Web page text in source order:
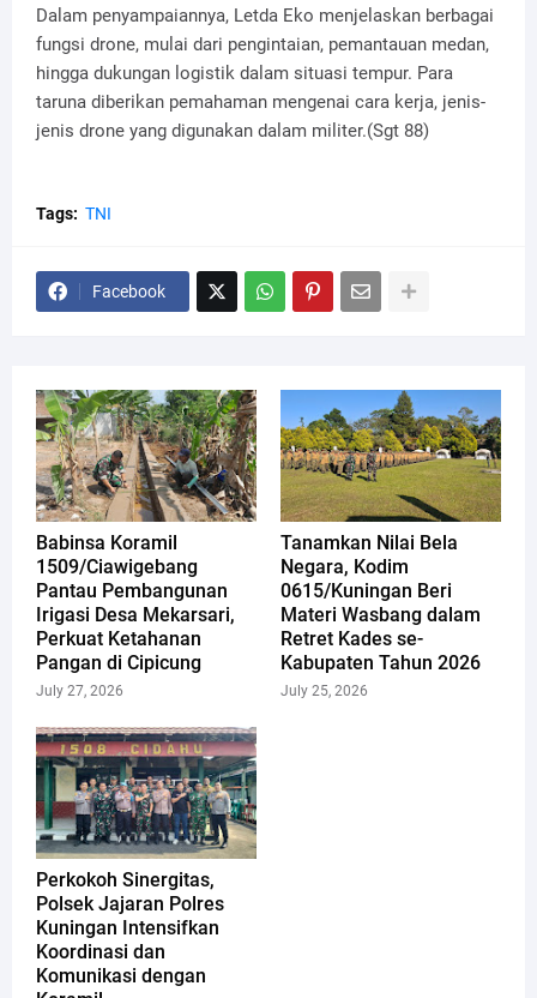
Dalam penyampaiannya, Letda Eko menjelaskan berbagai
fungsi drone, mulai dari pengintaian, pemantauan medan,
hingga dukungan logistik dalam situasi tempur. Para
taruna diberikan pemahaman mengenai cara kerja, jenis-
jenis drone yang digunakan dalam militer.(Sgt 88)
Tags: TNI
Facebook
Babinsa Koramil
1509/Ciawigebang
Pantau Pembangunan
Irigasi Desa Mekarsari,
Perkuat Ketahanan
Pangan di Cipicung
July 27, 2026
Tanamkan Nilai Bela
Negara, Kodim
0615/Kuningan Beri
Materi Wasbang dalam
Retret Kades se-
Kabupaten Tahun 2026
July 25, 2026
Perkokoh Sinergitas,
Polsek Jajaran Polres
Kuningan Intensifkan
Koordinasi dan
Komunikasi dengan